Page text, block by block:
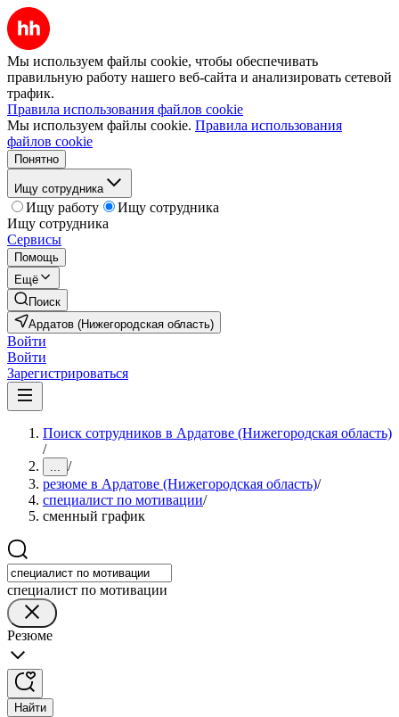
Мы используем файлы cookie, чтобы обеспечивать
правильную работу нашего веб-сайта и анализировать сетевой
трафик.
Правила использования файлов cookie
Мы используем файлы cookie. Правила использования
файлов cookie
Понятно
Ищу сотрудника
Ищу работу
Ищу сотрудника
Ищу сотрудника
Сервисы
Помощь
Ещё
Поиск
Ардатов (Нижегородская область)
Войти
Войти
Зарегистрироваться
Поиск сотрудников в Ардатове (Нижегородская область)
/
... /
резюме в Ардатове (Нижегородская область)/
специалист по мотивации/
сменный график
специалист по мотивации
Резюме
Найти